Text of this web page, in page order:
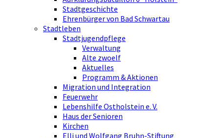
Stadtgeschichte
Ehrenbürger von Bad Schwartau
Stadtleben
Stadtjugendpflege
Verwaltung
Alte zwoelf
Aktuelles
Programm & Aktionen
Migration und Integration
Feuerwehr
Lebenshilfe Ostholstein e. V.
Haus der Senioren
Kirchen
Elli und Wolfgang Bruhn-Stiftung